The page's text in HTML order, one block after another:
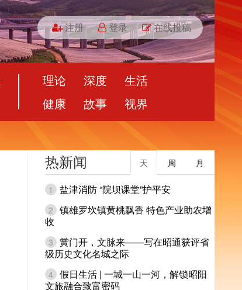
注册 登录 在线投稿
理论 深度
生活
健康
故事 视界
热新闻 月
周
天
1 盐津消防 “院坝课堂”护平安
2 镇雄罗坎镇黄桃飘香 特色产业助农增
收
3 黉门开，文脉来——写在昭通获评省
级历史文化名城之际
4 假日生活 | 一城一山一河，解锁昭阳
文旅融合致富密码